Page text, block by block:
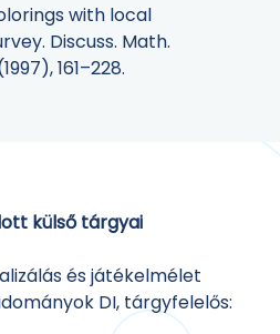
with local
Discuss. Math.
161–228.
külső tárgyai
és játékelmélet
DI, tárgyfelelős: